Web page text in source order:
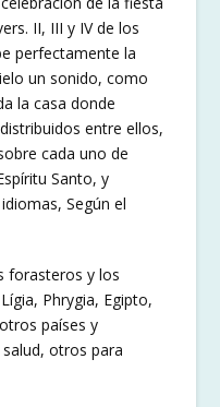
II, III y IV de los
perfectamente la
un sonido, como
la casa donde
entre ellos,
cada uno de
Santo, y
Según el
forasteros y los
Phrygia, Egipto,
países y
otros para